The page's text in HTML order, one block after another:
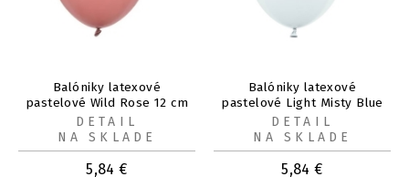
Balóniky latexové
pastelové Wild Rose 12 cm
100 ks
5,84 €
DETAIL
NA SKLADE
Balóniky latexové
pastelové Light Misty Blue
12 cm 100 ks
5,84 €
DETAIL
NA SKLADE